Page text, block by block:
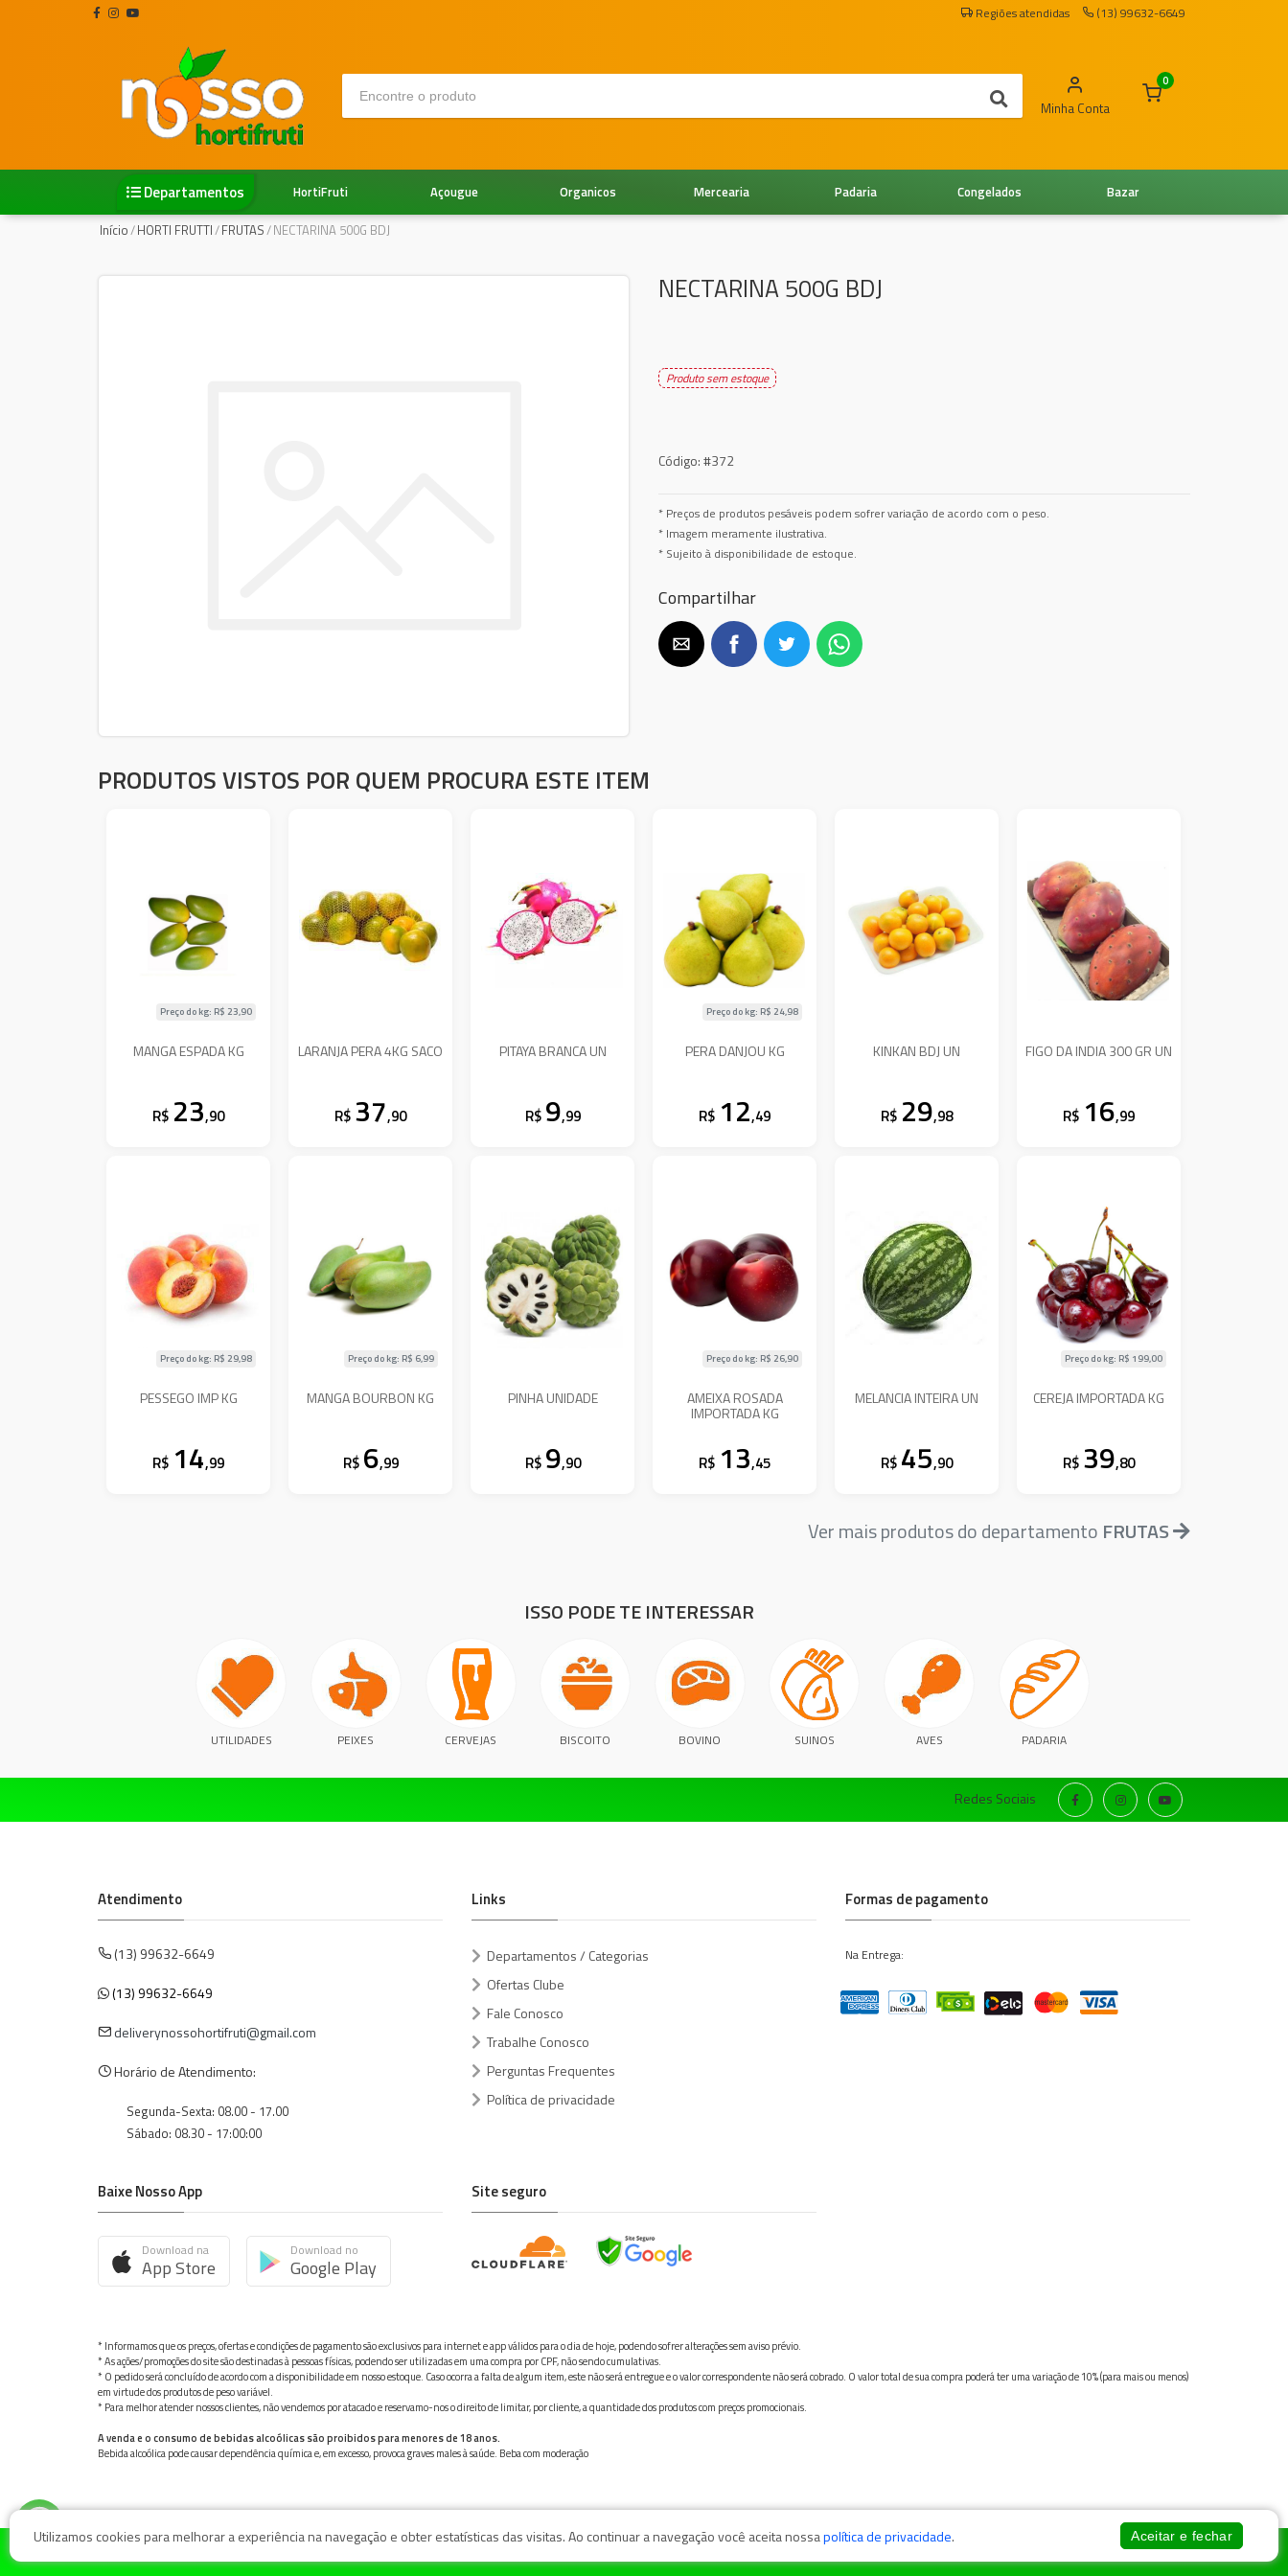
Regiões atendidas (13) 99632-6649
Minha Conta
0
Departamentos Bazar
Congelados
Padaria
Mercearia
Organicos
Açougue
HortiFruti
Início/HORTI FRUTTI/FRUTAS/NECTARINA 500G BDJ
NECTARINA 500G BDJ
Produto sem estoque
Código:#372
* Preços de produtos pesáveis podem sofrer variação de acordo com o peso.
* Imagem meramente ilustrativa.
* Sujeito à disponibilidade de estoque.
Compartilhar
PRODUTOS VISTOS POR QUEM PROCURA ESTE ITEM
MANGA ESPADA KG
Preço do kg: R$ 23,90
R$ 23,90
LARANJA PERA 4KG SACO
R$ 37,90
PITAYA BRANCA UN
R$ 9,99
PERA DANJOU KG
Preço do kg: R$ 24,98
R$ 12,49
KINKAN BDJ UN
R$ 29,98
FIGO DA INDIA 300 GR UN
R$ 16,99
PESSEGO IMP KG
Preço do kg: R$ 29,98
R$ 14,99
MANGA BOURBON KG
Preço do kg: R$ 6,99
R$ 6,99
PINHA UNIDADE
R$ 9,90
AMEIXA ROSADA
IMPORTADA KG
Preço do kg: R$ 26,90
R$ 13,45
MELANCIA INTEIRA UN
R$ 45,90
CEREJA IMPORTADA KG
Preço do kg: R$ 199,00
R$ 39,80
Ver mais produtos do departamento FRUTAS
ISSO PODE TE INTERESSAR
UTILIDADES PEIXES CERVEJAS BISCOITO BOVINO SUINOS AVES PADARIA
Redes Sociais
Atendimento
(13) 99632-6649
(13) 99632-6649
deliverynossohortifruti@gmail.com
Horário de Atendimento:
Segunda-Sexta: 08.00 - 17.00
Sábado: 08.30 - 17:00:00
Links
Departamentos / Categorias
Ofertas Clube
Fale Conosco
Trabalhe Conosco
Perguntas Frequentes
Política de privacidade
Formas de pagamento
Na Entrega:
Baixe Nosso App
Download na
App Store
Download no
Google Play
Site seguro
* Informamos que os preços, ofertas e condições de pagamento são exclusivos para internet e app válidos para o dia de hoje, podendo sofrer alterações sem aviso prévio.
* As ações/promoções do site são destinadas à pessoas físicas, podendo ser utilizadas em uma compra por CPF, não sendo cumulativas.
* O pedido será concluído de acordo com a disponibilidade em nosso estoque. Caso ocorra a falta de algum item, este não será entregue e o valor correspondente não será cobrado. O valor total de sua compra poderá ter uma variação de 10% (para mais ou menos)
em virtude dos produtos de peso variável.
* Para melhor atender nossos clientes, não vendemos por atacado e reservamo-nos o direito de limitar, por cliente, a quantidade dos produtos com preços promocionais.
A venda e o consumo de bebidas alcoólicas são proibidos para menores de 18 anos.
Bebida alcoólica pode causar dependência química e, em excesso, provoca graves males à saúde. Beba com moderação
Utilizamos cookies para melhorar a experiência na navegação e obter estatísticas das visitas. Ao continuar a navegação você aceita nossapolítica de privacidade. Aceitar e fechar